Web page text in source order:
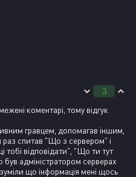
3
коментарі, тому відгук
гравцем, допомагав іншим,
спитав "Що з сервером" і
тобі відповідати", "Що ти тут
адміністратором серверах
що інформація мені щось